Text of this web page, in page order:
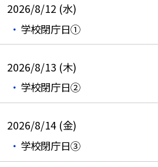
2026/8/12 (水)
学校閉庁日①
2026/8/13 (木)
学校閉庁日②
2026/8/14 (金)
学校閉庁日③